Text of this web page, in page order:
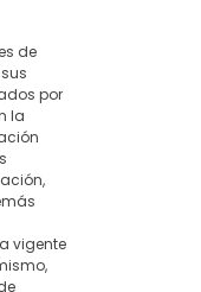
de
por
la
vigente